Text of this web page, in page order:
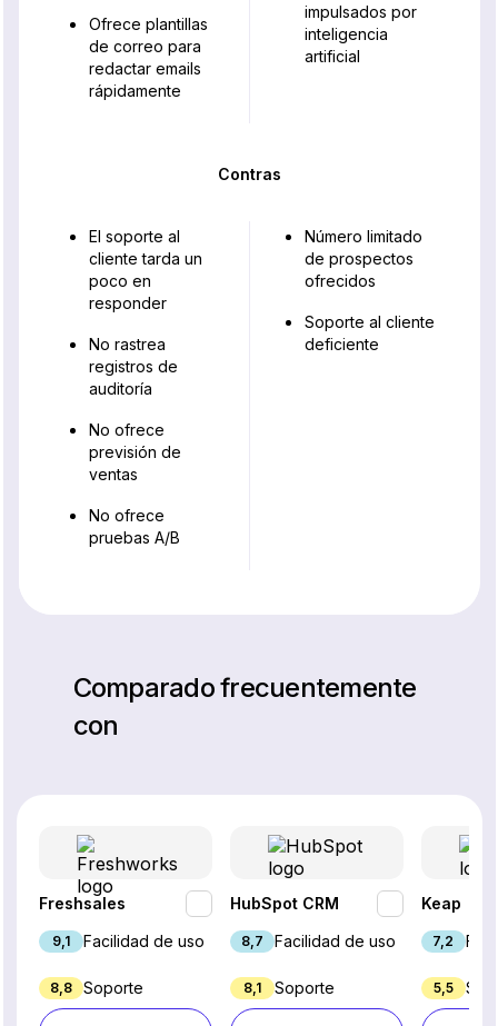
Ofrece plantillas
de correo para
redactar emails
rápidamente
impulsados por
inteligencia
artificial
Contras
El soporte al
cliente tarda un
poco en
responder
No rastrea
registros de
auditoría
No ofrece
previsión de
ventas
No ofrece
pruebas A/B
Número limitado
de prospectos
ofrecidos
Soporte al cliente
deficiente
Comparado frecuentemente
con
Freshsales
9,1 Facilidad de uso
8,8 Soporte
HubSpot CRM
8,7 Facilidad de uso
8,1 Soporte
Keap
7,2
5,5